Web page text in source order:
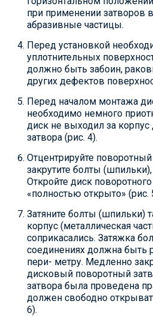
при применении затворов
абразивные частицы.
Перед установкой
уплотнительных
должно быть забоин,
других дефектов
Перед началом монтажа
необходимо немного
диск не выходил за
затвора (рис. 4).
Отцентрируйте
закрутите болты (шпильки),
Откройте диск
«полностью открыто» (рис.
Затяните болты (шпильки)
корпус (металлическая
соприкасались. Затяжка
соединениях должна быть
пери- метру. Медленно
дисковый поворотный
затвора была проведена
должен свободно
6).